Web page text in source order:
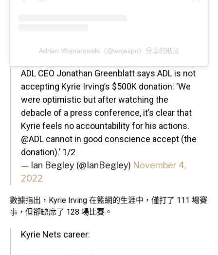
Adrian Wojnarowski（@wojespn）分享的貼文
ADL CEO Jonathan Greenblatt says ADL is not
accepting Kyrie Irving’s $500K donation: ‘We
were optimistic but after watching the
debacle of a press conference, it’s clear that
Kyrie feels no accountability for his actions.
@ADL cannot in good conscience accept (the
donation).’ 1/2
— Ian Begley (@IanBegley) November 4,
2022
數據指出，Kyrie Irving 在籃網的生涯中，僅打了 111 場賽
事，但卻缺席了 128 場比賽。
Kyrie Nets career: